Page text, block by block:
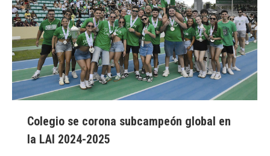
Colegio se corona subcampeón global en
la LAI 2024-2025